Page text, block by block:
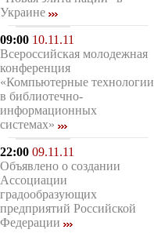
Украине
09:00 10.11.11
Всероссийская молодежная
конференция
«Компьютерные технологии
в библиотечно-
информационных
системах»
22:00 09.11.11
Объявлено о создании
Ассоциации
градообразующих
предприятий Российской
Федерации